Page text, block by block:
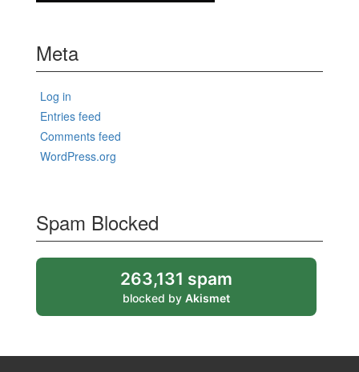
Meta
Log in
Entries feed
Comments feed
WordPress.org
Spam Blocked
263,131 spam
blocked by Akismet